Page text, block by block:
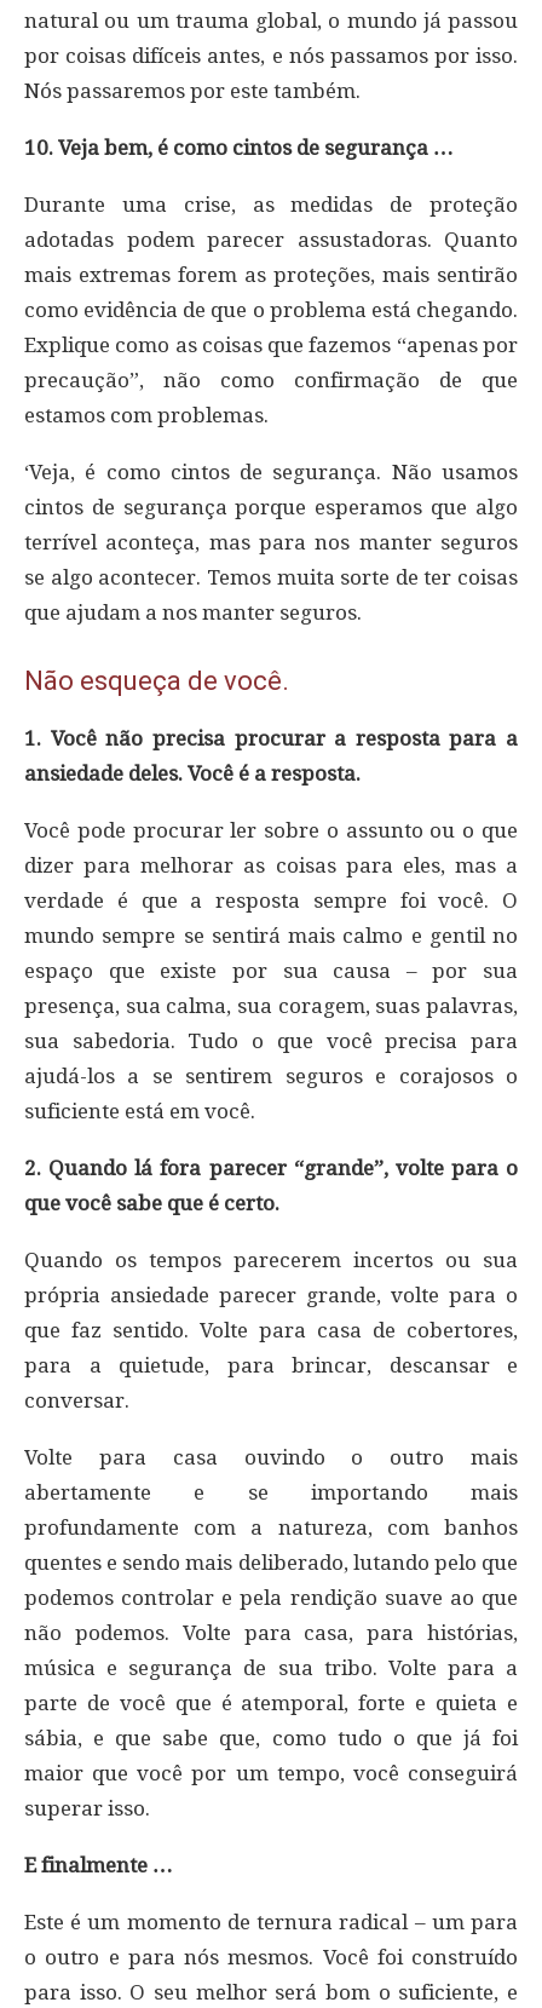
natural ou um trauma global, o mundo já passou
por coisas difíceis antes, e nós passamos por isso.
Nós passaremos por este também.
10. Veja bem, é como cintos de segurança …
Durante uma crise, as medidas de proteção
adotadas podem parecer assustadoras. Quanto
mais extremas forem as proteções, mais sentirão
como evidência de que o problema está chegando.
Explique como as coisas que fazemos “apenas por
precaução”, não como confirmação de que
estamos com problemas.
‘Veja, é como cintos de segurança. Não usamos
cintos de segurança porque esperamos que algo
terrível aconteça, mas para nos manter seguros
se algo acontecer. Temos muita sorte de ter coisas
que ajudam a nos manter seguros.
Não esqueça de você.
1. Você não precisa procurar a resposta para a
ansiedade deles. Você é a resposta.
Você pode procurar ler sobre o assunto ou o que
dizer para melhorar as coisas para eles, mas a
verdade é que a resposta sempre foi você. O
mundo sempre se sentirá mais calmo e gentil no
espaço que existe por sua causa – por sua
presença, sua calma, sua coragem, suas palavras,
sua sabedoria. Tudo o que você precisa para
ajudá-los a se sentirem seguros e corajosos o
suficiente está em você.
2. Quando lá fora parecer “grande”, volte para o
que você sabe que é certo.
Quando os tempos parecerem incertos ou sua
própria ansiedade parecer grande, volte para o
que faz sentido. Volte para casa de cobertores,
para a quietude, para brincar, descansar e
conversar.
Volte para casa ouvindo o outro mais
abertamente e se importando mais
profundamente com a natureza, com banhos
quentes e sendo mais deliberado, lutando pelo que
podemos controlar e pela rendição suave ao que
não podemos. Volte para casa, para histórias,
música e segurança de sua tribo. Volte para a
parte de você que é atemporal, forte e quieta e
sábia, e que sabe que, como tudo o que já foi
maior que você por um tempo, você conseguirá
superar isso.
E finalmente …
Este é um momento de ternura radical – um para
o outro e para nós mesmos. Você foi construído
para isso. O seu melhor será bom o suficiente, e